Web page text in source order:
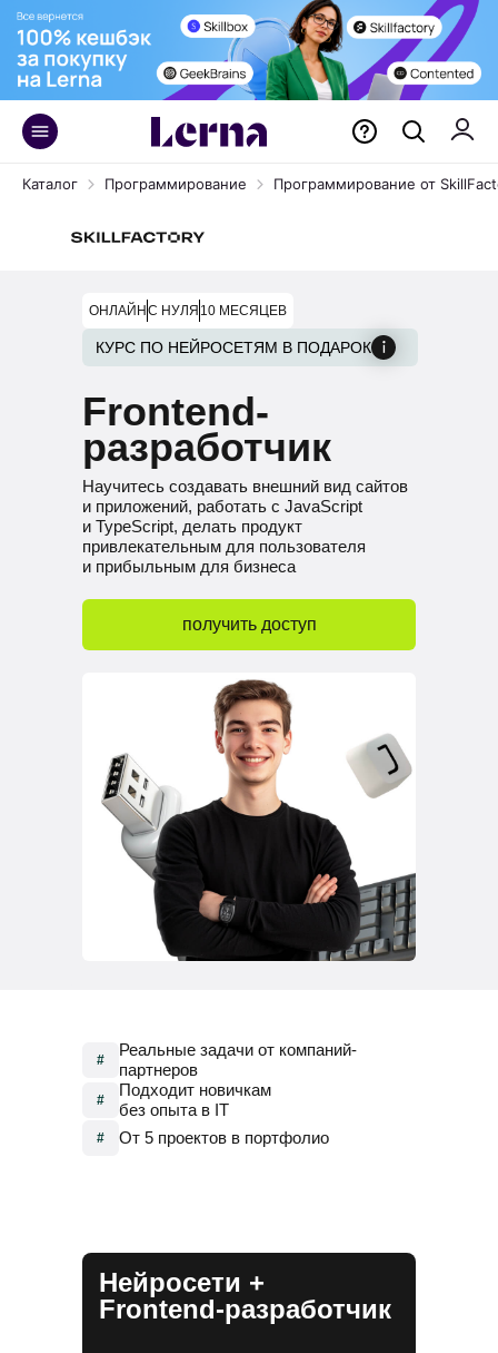
Каталог Программирование Программирование от
Frontend-
разработчик
Научитесь создавать внешний вид сайтов
и приложений, работать с JavaScript
и TypeScript, делать продукт
привлекательным для пользователя
и прибыльным для бизнеса
получить доступ
ОНЛАЙНС НУЛЯ 10 МЕСЯЦЕВ
КУРС ПО НЕЙРОСЕТЯМ В ПОДАРОК
#
Реальные задачи от компаний-
партнеров
#
Подходит новичкам
без опыта в IT
# От 5 проектов в портфолио
Нейросети +
Frontend-разработчик